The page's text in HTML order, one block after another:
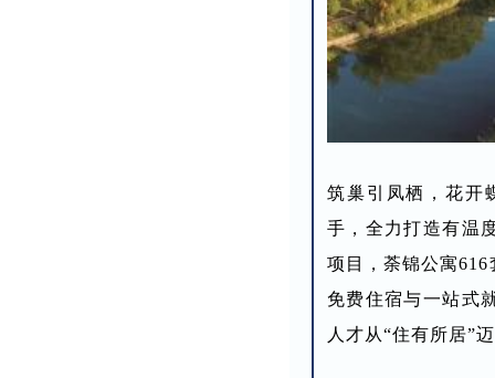
筑巢引凤栖，花开
手，全力打造有温
项目，荼锦公寓
免费住宿与一站式
人才从“住有所居”